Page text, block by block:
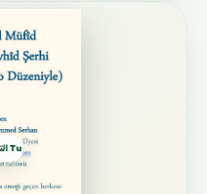
Türkçe التركية Turkish